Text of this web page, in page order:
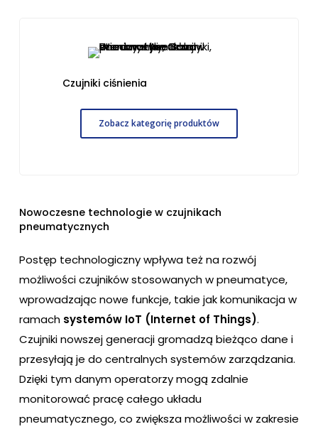
Czujniki ciśnienia
Zobacz kategorię produktów
Nowoczesne technologie w czujnikach
pneumatycznych
Postęp technologiczny wpływa też na rozwój
możliwości czujników stosowanych w pneumatyce,
wprowadzając nowe funkcje, takie jak komunikacja w
ramach systemów IoT (Internet of Things).
Czujniki nowszej generacji gromadzą bieżąco dane i
przesyłają je do centralnych systemów zarządzania.
Dzięki tym danym operatorzy mogą zdalnie
monitorować pracę całego układu
pneumatycznego, co zwiększa możliwości w zakresie